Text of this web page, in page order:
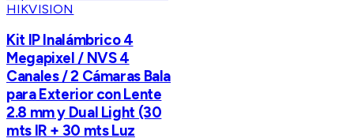
HIKVISION
Kit IP Inalámbrico 4
Megapixel / NVS 4
Canales / 2 Cámaras Bala
para Exterior con Lente
2.8 mm y Dual Light (30
mts IR + 30 mts Luz